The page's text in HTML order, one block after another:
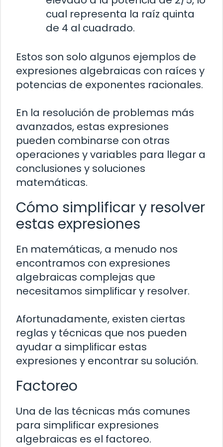
cual representa la raíz quinta
de 4 al cuadrado.
Estos son solo algunos ejemplos de
expresiones algebraicas con raíces y
potencias de exponentes racionales.
En la resolución de problemas más
avanzados, estas expresiones
pueden combinarse con otras
operaciones y variables para llegar a
conclusiones y soluciones
matemáticas.
Cómo simplificar y resolver
estas expresiones
En matemáticas, a menudo nos
encontramos con expresiones
algebraicas complejas que
necesitamos simplificar y resolver.
Afortunadamente, existen ciertas
reglas y técnicas que nos pueden
ayudar a simplificar estas
expresiones y encontrar su solución.
Factoreo
Una de las técnicas más comunes
para simplificar expresiones
algebraicas es el factoreo.